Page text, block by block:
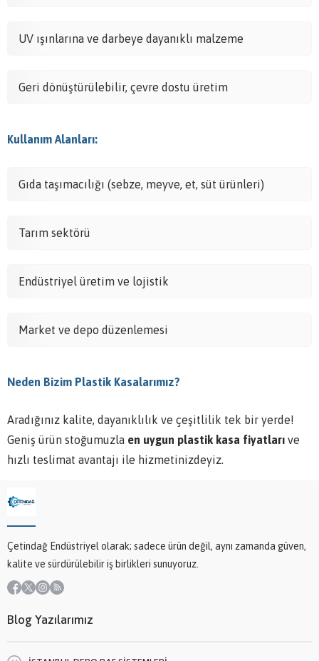
UV ışınlarına ve darbeye dayanıklı malzeme
Geri dönüştürülebilir, çevre dostu üretim
Kullanım Alanları:
Gıda taşımacılığı (sebze, meyve, et, süt ürünleri)
Tarım sektörü
Endüstriyel üretim ve lojistik
Market ve depo düzenlemesi
Neden Bizim Plastik Kasalarımız?
Aradığınız kalite, dayanıklılık ve çeşitlilik tek bir yerde!
Geniş ürün stoğumuzla en uygun plastik kasa fiyatları ve
hızlı teslimat avantajı ile hizmetinizdeyiz.
Çetindağ Endüstriyel olarak; sadece ürün değil, aynı zamanda güven,
kalite ve sürdürülebilir iş birlikleri sunuyoruz.
Blog Yazılarımız